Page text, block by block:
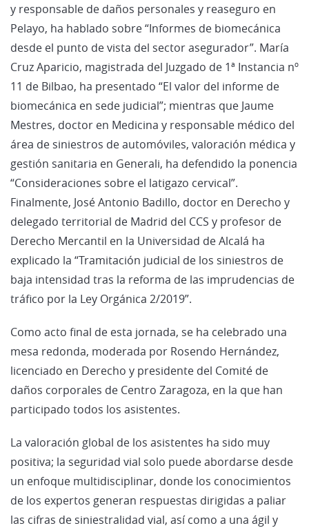
y responsable de daños personales y reaseguro en
Pelayo, ha hablado sobre “Informes de biomecánica
desde el punto de vista del sector asegurador”. María
Cruz Aparicio, magistrada del Juzgado de 1ª Instancia nº
11 de Bilbao, ha presentado “El valor del informe de
biomecánica en sede judicial”; mientras que Jaume
Mestres, doctor en Medicina y responsable médico del
área de siniestros de automóviles, valoración médica y
gestión sanitaria en Generali, ha defendido la ponencia
“Consideraciones sobre el latigazo cervical”.
Finalmente, José Antonio Badillo, doctor en Derecho y
delegado territorial de Madrid del CCS y profesor de
Derecho Mercantil en la Universidad de Alcalá ha
explicado la “Tramitación judicial de los siniestros de
baja intensidad tras la reforma de las imprudencias de
tráfico por la Ley Orgánica 2/2019”.
Como acto final de esta jornada, se ha celebrado una
mesa redonda, moderada por Rosendo Hernández,
licenciado en Derecho y presidente del Comité de
daños corporales de Centro Zaragoza, en la que han
participado todos los asistentes.
La valoración global de los asistentes ha sido muy
positiva; la seguridad vial solo puede abordarse desde
un enfoque multidisciplinar, donde los conocimientos
de los expertos generan respuestas dirigidas a paliar
las cifras de siniestralidad vial, así como a una ágil y